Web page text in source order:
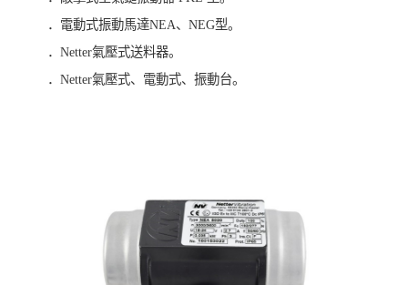
．電動式振動馬達NEA、NEG型。
．Netter氣壓式送料器。
．Netter氣壓式、電動式、振動台。